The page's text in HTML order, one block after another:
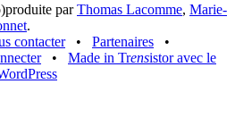
parThomas Lacomme, Marie-
.
contacter • Partenaires
•
• Made in Trensistor avec le